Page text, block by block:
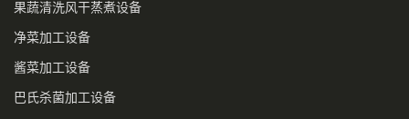
果蔬清洗风干蒸煮设备
净菜加工设备
酱菜加工设备
巴氏杀菌加工设备